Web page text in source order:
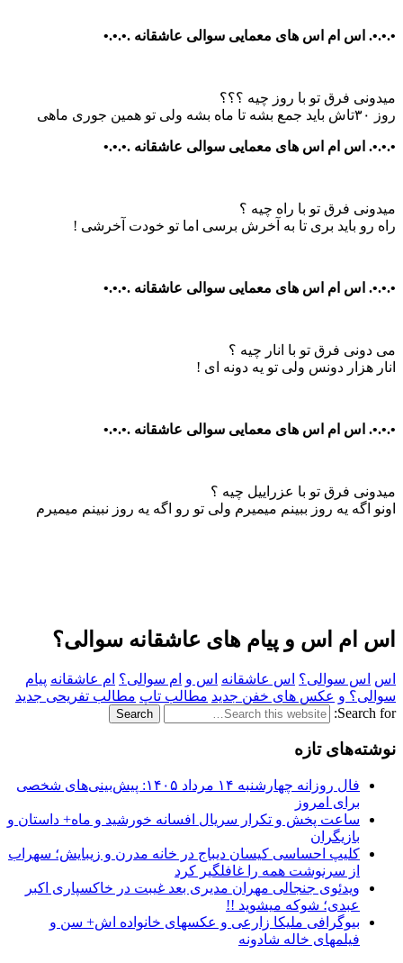
•.•.•. اس ام اس های معمایی سوالی عاشقانه .•.•.•
میدونی فرق تو با روز چیه ؟؟؟
روز ۳۰تاش باید جمع بشه تا ماه بشه ولی تو همین جوری ماهی
•.•.•. اس ام اس های معمایی سوالی عاشقانه .•.•.•
میدونی فرق تو با راه چیه ؟
راه رو باید بری تا به آخرش برسی اما تو خودت آخرشی !
•.•.•. اس ام اس های معمایی سوالی عاشقانه .•.•.•
می دونی فرق تو با انار چیه ؟
انار هزار دونس ولی تو یه دونه ای !
•.•.•. اس ام اس های معمایی سوالی عاشقانه .•.•.•
میدونی فرق تو با عزراییل چیه ؟
اونو اگه یه روز ببینم میمیرم ولی تو رو اگه یه روز نبینم میمیرم
اس ام اس و پیام های عاشقانه سوالی؟
اس اس سوالی؟ اس عاشقانه اس و ام سوالی؟ ام عاشقانه پیام
سوالی؟ و عکس های خفن جدید مطالب تاپ مطالب تفریحی جدید
Search for:
نوشته‌های تازه
فال روزانه چهارشنبه ۱۴ مرداد ۱۴۰۵: پیش‌بینی‌های شخصی
برای امروز
ساعت پخش و تکرار سریال افسانه خورشید و ماه+ داستان و
بازیگران
کلیپ احساسی کیسان دیباج در خانه مدرن و زیبایش؛ سهراب
از سرنوشت همه را غافلگیر کرد
ویدئوی جنجالی مهران مدیری بعد غیبت در خاکسپاری اکبر
عبدی؛ شوکه میشوید !!
بیوگرافی ملیکا زارعی و عکسهای خانواده اش+ سن و
فیلمهای خاله شادونه